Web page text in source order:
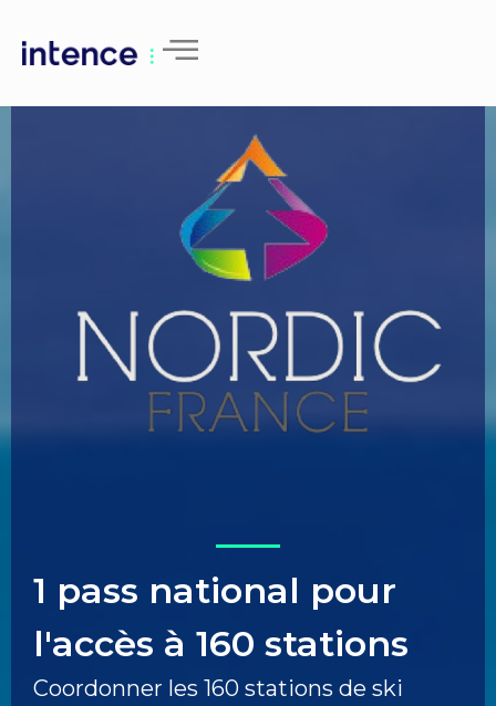
1 pass national pour
l'accès à 160 stations
Coordonner les 160 stations de ski